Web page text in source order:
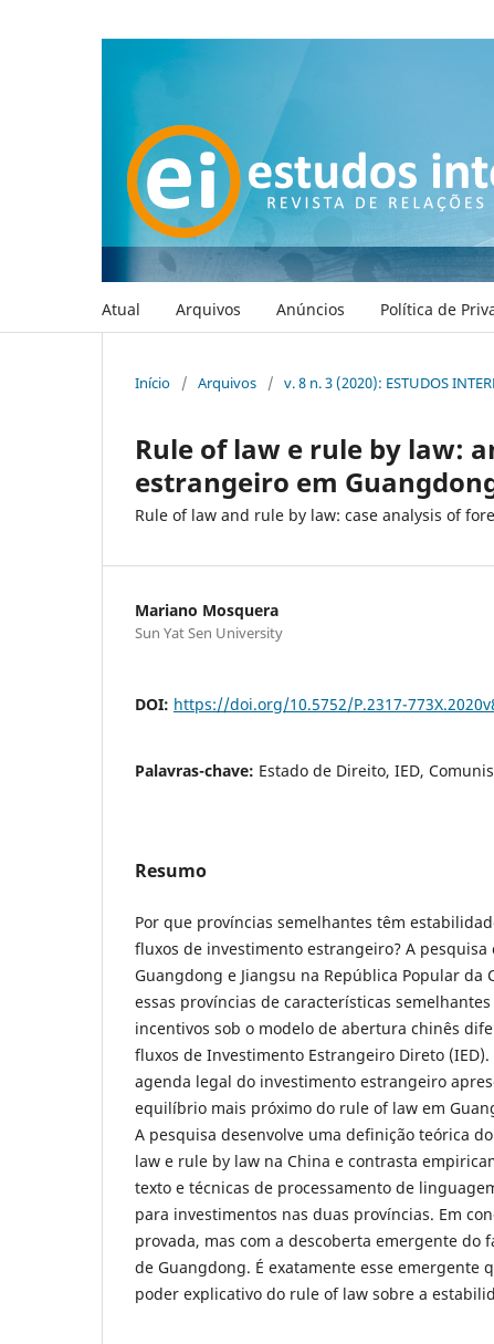
Atual Arquivos Anúncios Política de
Início / Arquivos / v. 8 n. 3 (2020): ESTUDOS
Rule of law e rule by law:
estrangeiro em
Rule of law and rule by law: case analysis of
Mariano Mosquera
Sun Yat Sen University
DOI: https://doi.org/10.5752/P.2317-
Palavras-chave: Estado de Direito, IED,
Resumo
Por que províncias semelhantes têm
fluxos de investimento estrangeiro? A
Guangdong e Jiangsu na República Popular da
essas províncias de características
incentivos sob o modelo de abertura chinês
fluxos de Investimento Estrangeiro Direto
agenda legal do investimento estrangeiro
equilíbrio mais próximo do rule of law em
A pesquisa desenvolve uma definição teórica
law e rule by law na China e contrasta
texto e técnicas de processamento de
para investimentos nas duas províncias. Em
provada, mas com a descoberta emergente do
de Guangdong. É exatamente esse emergente
poder explicativo do rule of law sobre a